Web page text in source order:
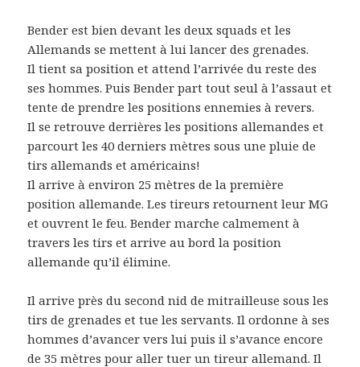
Bender est bien devant les deux squads et les
Allemands se mettent à lui lancer des grenades.
Il tient sa position et attend l’arrivée du reste des
ses hommes. Puis Bender part tout seul à l’assaut et
tente de prendre les positions ennemies à revers.
Il se retrouve derrières les positions allemandes et
parcourt les 40 derniers mètres sous une pluie de
tirs allemands et américains!
Il arrive à environ 25 mètres de la première
position allemande. Les tireurs retournent leur MG
et ouvrent le feu. Bender marche calmement à
travers les tirs et arrive au bord la position
allemande qu’il élimine.
Il arrive près du second nid de mitrailleuse sous les
tirs de grenades et tue les servants. Il ordonne à ses
hommes d’avancer vers lui puis il s’avance encore
de 35 mètres pour aller tuer un tireur allemand. Il